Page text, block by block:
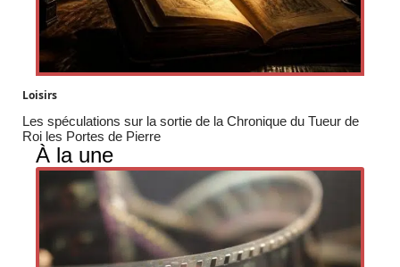
Loisirs
Les spéculations sur la sortie de la Chronique du Tueur de
Roi les Portes de Pierre
À la une